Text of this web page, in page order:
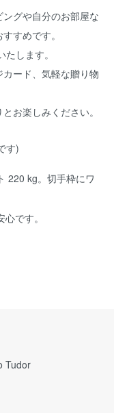
グや自分のお部屋な
すめです。
します。
ード、気軽な贈り物
お楽しみください。
す)
220 kg。切手枠にワ
です。
Tudor